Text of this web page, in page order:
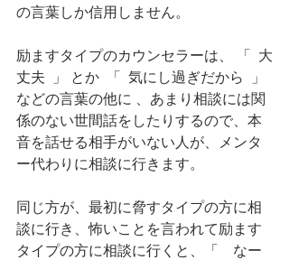
の言葉しか信用しません。
励ますタイプのカウンセラーは、 「  大
丈夫  」 とか  「  気にし過ぎだから  」
などの言葉の他に 、あまり相談には関
係のない世間話をしたりするので、本
音を話せる相手がいない人が、メンタ
ー代わりに相談に行きます。
同じ方が、最初に脅すタイプの方に相
談に行き、怖いことを言われて励ます
タイプの方に相談に行くと、「　なー